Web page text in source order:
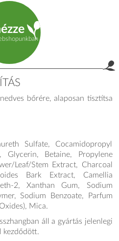
bőrére, alaposan tisztítsa
Sulfate, Cocamidopropyl
Glycerin, Betaine, Propylene
Leaf/Stem Extract, Charcoal
Bark Extract, Camellia
2, Xanthan Gum, Sodium
Sodium Benzoate, Parfum
Mica.
áll a gyártás jelenlegi
kezdődött.